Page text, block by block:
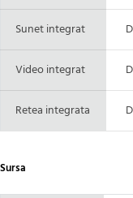
Sunet integrat
Video integrat
Retea integrata
Sursa